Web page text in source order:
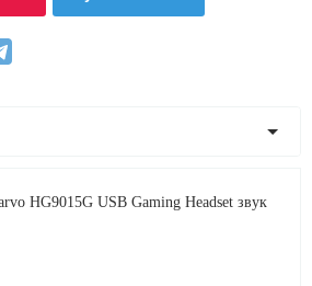
HG9015G USB Gaming Headset звук